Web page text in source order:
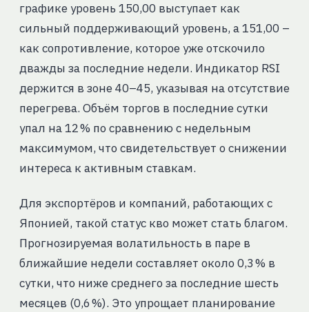
графике уровень 150,00 выступает как
сильный поддерживающий уровень, а 151,00 –
как сопротивление, которое уже отскочило
дважды за последние недели. Индикатор RSI
держится в зоне 40–45, указывая на отсутствие
перегрева. Объём торгов в последние сутки
упал на 12 % по сравнению с недельным
максимумом, что свидетельствует о снижении
интереса к активным ставкам.
Для экспортёров и компаний, работающих с
Японией, такой статус кво может стать благом.
Прогнозируемая волатильность в паре в
ближайшие недели составляет около 0,3 % в
сутки, что ниже среднего за последние шесть
месяцев (0,6 %). Это упрощает планирование